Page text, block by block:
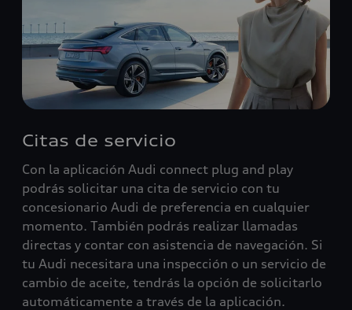
Citas de servicio
Con la aplicación Audi connect plug and play
podrás solicitar una cita de servicio con tu
concesionario Audi de preferencia en cualquier
momento. También podrás realizar llamadas
directas y contar con asistencia de navegación. Si
tu Audi necesitara una inspección o un servicio de
cambio de aceite, tendrás la opción de solicitarlo
automáticamente a través de la aplicación.